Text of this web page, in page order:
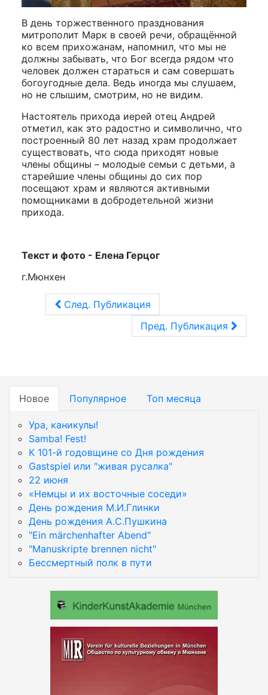
В день торжественного празднования
митрополит Марк в своей речи, обращённой
ко всем прихожанам, напомнил, что мы не
должны забывать, что Бог всегда рядом что
человек должен стараться и сам совершать
богоугодные дела. Ведь иногда мы слушаем,
но не слышим, смотрим, но не видим.
Настоятель прихода иерей отец Андрей
отметил, как это радостно и символично, что
построенный 80 лет назад храм продолжает
существовать, что сюда приходят новые
члены общины – молодые семьи с детьми, а
старейшие члены общины до сих пор
посещают храм и являются активными
помощниками в добродетельной жизни
прихода.
Текст и фото - Елена Герцог
г.Мюнхен
След. Публикация
Пред. Публикация
Новое Популярное Топ месяца
Ура, каникулы!
Samba! Fest!
К 101-й годовщине со Дня рождения
Gastspiel или "живая русалка"
22 июня
«Немцы и их восточные соседи»
День рождения М.И.Глинки
День рождения А.С.Пушкина
"Ein märchenhafter Abend"
"Manuskripte brennen nicht"
Бессмертный полк в пути